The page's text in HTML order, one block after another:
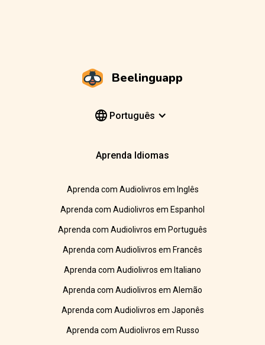
Beelinguapp
Português
Aprenda Idiomas
Aprenda com Audiolivros em Inglês
Aprenda com Audiolivros em Espanhol
Aprenda com Audiolivros em Português
Aprenda com Audiolivros em Francês
Aprenda com Audiolivros em Italiano
Aprenda com Audiolivros em Alemão
Aprenda com Audiolivros em Japonês
Aprenda com Audiolivros em Russo